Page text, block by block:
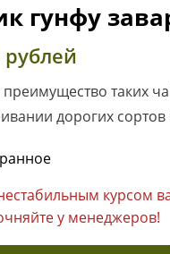
гунфу
рублей
таких
дорогих
курсом
у менеджеров!